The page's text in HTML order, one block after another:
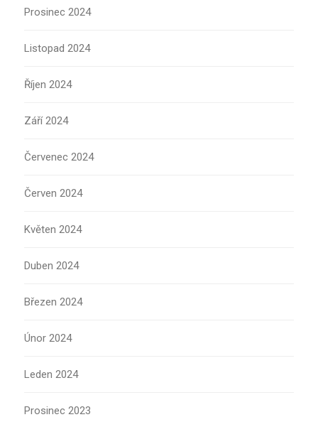
Prosinec 2024
Listopad 2024
Říjen 2024
Září 2024
Červenec 2024
Červen 2024
Květen 2024
Duben 2024
Březen 2024
Únor 2024
Leden 2024
Prosinec 2023